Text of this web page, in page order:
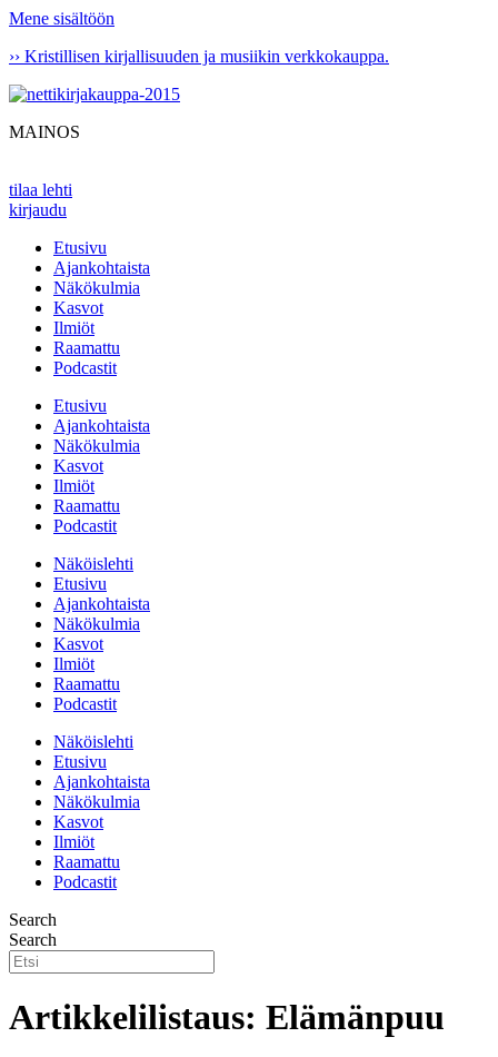
Mene sisältöön
›› Kristillisen kirjallisuuden ja musiikin verkkokauppa.
MAINOS
tilaa lehti
kirjaudu
Etusivu
Ajankohtaista
Näkökulmia
Kasvot
Ilmiöt
Raamattu
Podcastit
Etusivu
Ajankohtaista
Näkökulmia
Kasvot
Ilmiöt
Raamattu
Podcastit
Näköislehti
Etusivu
Ajankohtaista
Näkökulmia
Kasvot
Ilmiöt
Raamattu
Podcastit
Näköislehti
Etusivu
Ajankohtaista
Näkökulmia
Kasvot
Ilmiöt
Raamattu
Podcastit
Search
Search
Artikkelilistaus: Elämänpuu